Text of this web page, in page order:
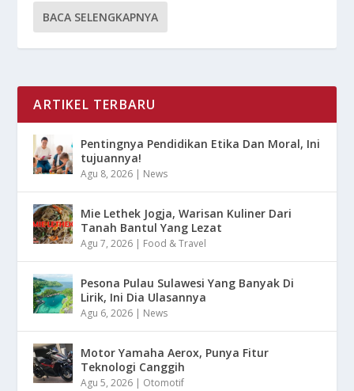
BACA SELENGKAPNYA
ARTIKEL TERBARU
Pentingnya Pendidikan Etika Dan Moral, Ini
tujuannya!
Agu 8, 2026 | News
Mie Lethek Jogja, Warisan Kuliner Dari
Tanah Bantul Yang Lezat
Agu 7, 2026 | Food & Travel
Pesona Pulau Sulawesi Yang Banyak Di
Lirik, Ini Dia Ulasannya
Agu 6, 2026 | News
Motor Yamaha Aerox, Punya Fitur
Teknologi Canggih
Agu 5, 2026 | Otomotif